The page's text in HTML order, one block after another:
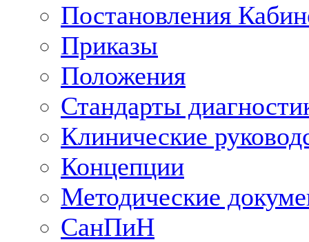
Постановления
Приказы
Положения
Стандарты
Клинические
Концепции
Методические
СанПиН